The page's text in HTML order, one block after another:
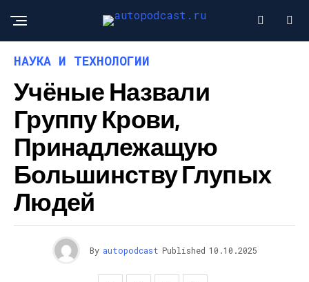
НАУКА И ТЕХНОЛОГИИ
Учёные Назвали
Группу Крови,
Принадлежащую
Большинству Глупых
Людей
By autopodcast Published 10.10.2025